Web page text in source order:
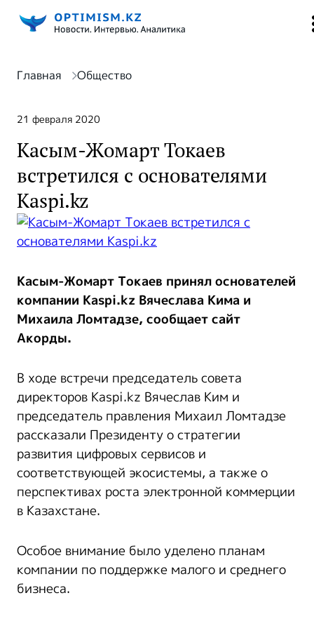
Главная Общество
21 февраля 2020
Касым-Жомарт Токаев
встретился с основателями
Kaspi.kz
Касым-Жомарт Токаев принял основателей
компании Kaspi.kz Вячеслава Кима и
Михаила Ломтадзе, сообщает сайт
Акорды.
В ходе встречи председатель совета
директоров Kaspi.kz Вячеслав Ким и
председатель правления Михаил Ломтадзе
рассказали Президенту о стратегии
развития цифровых сервисов и
соответствующей экосистемы, а также о
перспективах роста электронной коммерции
в Казахстане.
Особое внимание было уделено планам
компании по поддержке малого и среднего
бизнеса.